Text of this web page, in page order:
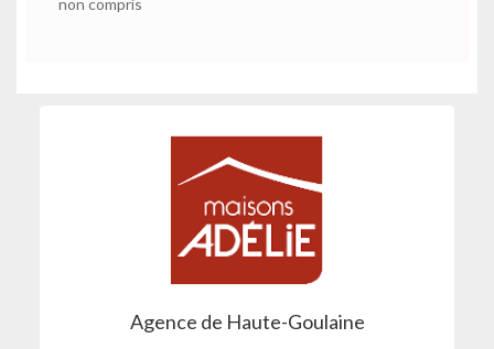
Agence de Haute-Goulaine